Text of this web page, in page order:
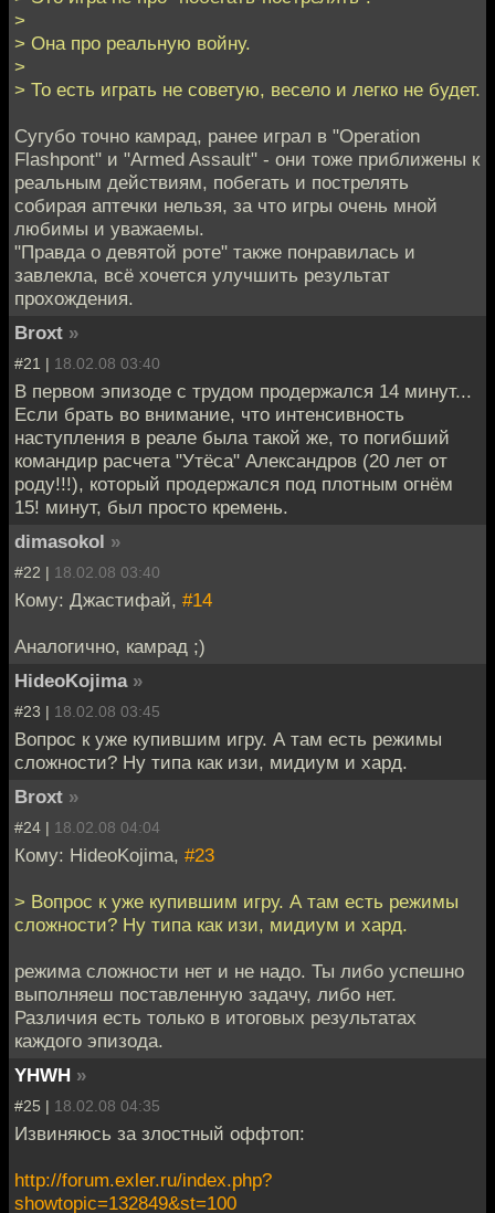
>
> Она про реальную войну.
>
> То есть играть не советую, весело и легко не будет.
Сугубо точно камрад, ранее играл в "Operation
Flashpont" и "Armed Assault" - они тоже приближены к
реальным действиям, побегать и пострелять
собирая аптечки нельзя, за что игры очень мной
любимы и уважаемы.
"Правда о девятой роте" также понравилась и
завлекла, всё хочется улучшить результат
прохождения.
Broxt »
#21 | 18.02.08 03:40
В первом эпизоде с трудом продержался 14 минут...
Если брать во внимание, что интенсивность
наступления в реале была такой же, то погибший
командир расчета "Утёса" Александров (20 лет от
роду!!!), который продержался под плотным огнём
15! минут, был просто кремень.
dimasokol »
#22 | 18.02.08 03:40
Кому: Джастифай, #14
Аналогично, камрад ;)
HideoKojima »
#23 | 18.02.08 03:45
Вопрос к уже купившим игру. А там есть режимы
сложности? Ну типа как изи, мидиум и хард.
Broxt »
#24 | 18.02.08 04:04
Кому: HideoKojima, #23
> Вопрос к уже купившим игру. А там есть режимы
сложности? Ну типа как изи, мидиум и хард.
режима сложности нет и не надо. Ты либо успешно
выполняеш поставленную задачу, либо нет.
Различия есть только в итоговых результатах
каждого эпизода.
YHWH »
#25 | 18.02.08 04:35
Извиняюсь за злостный оффтоп:
http://forum.exler.ru/index.php?
showtopic=132849&st=100